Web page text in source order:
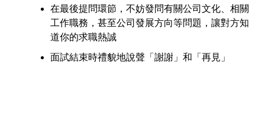
在最後提問環節，不妨發問有關公司文化、相關
工作職務，甚至公司發展方向等問題，讓對方知
道你的求職熱誠
面試結束時禮貌地說聲「謝謝」和「再見」